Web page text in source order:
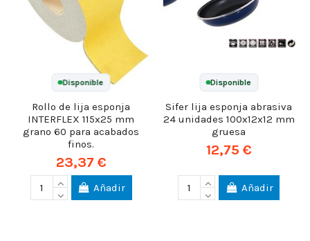
Disponible
Rollo de lija esponja
INTERFLEX 115x25 mm
grano 60 para acabados
finos.
23,37 €
Añadir
Disponible
Sifer lija esponja abrasiva
24 unidades 100x12x12 mm
gruesa
12,75 €
Añadir